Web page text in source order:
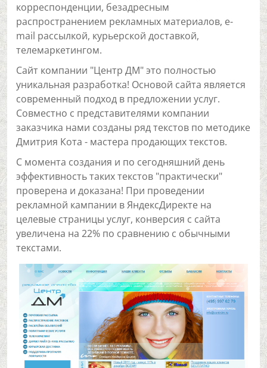
корреспонденции, безадресным
распространением рекламных материалов, e-
mail рассылкой, курьерской доставкой,
телемаркетингом.
Сайт компании "Центр ДМ" это полностью
уникальная разработка! Основой сайта является
современный подход в предложении услуг.
Совместно с представителями компании
заказчика нами созданы ряд текстов по методике
Дмитрия Кота - мастера продающих текстов.
С момента создания и по сегодняшний день
эффективность таких текстов "практически"
проверена и доказана! При проведении
рекламной кампании в ЯндексДиректе на
целевые страницы услуг, конверсия с сайта
увеличена на 22% по сравнению с обычными
текстами.